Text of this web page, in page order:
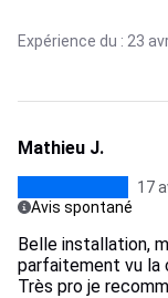
Expérience du : 23
Mathieu J.
17
Avis spontané
Belle installation,
parfaitement vu la
Très pro je